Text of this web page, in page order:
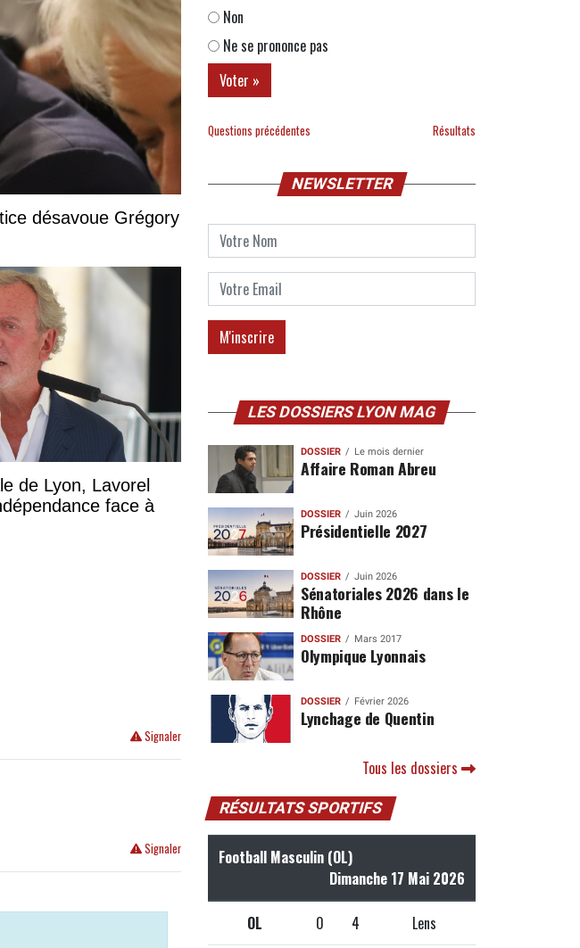
désavoue Grégory
de Lyon, Lavorel
face à
Signaler
Signaler
Non
Ne se prononce pas
Questions précédentes Résultats
NEWSLETTER
LES DOSSIERS LYON MAG
DOSSIER Le mois dernier
Affaire Roman Abreu
DOSSIER Juin 2026
Présidentielle 2027
DOSSIER Juin 2026
Sénatoriales 2026 dans le
Rhône
DOSSIER Mars 2017
Olympique Lyonnais
DOSSIER Février 2026
Lynchage de Quentin
Tous les dossiers
RÉSULTATS SPORTIFS
Football Masculin (OL)
Dimanche 17 Mai 2026
OL 0 4 Lens